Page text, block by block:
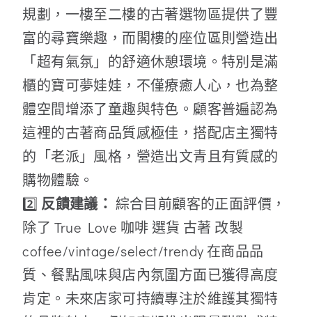
規劃，一樓至二樓的古著選物區提供了豐
富的尋寶樂趣，而閣樓的座位區則營造出
「超有氣氛」的舒適休憩環境。特別是滿
櫃的寶可夢娃娃，不僅療癒人心，也為整
體空間增添了童趣與特色。顧客普遍認為
這裡的古著商品質感極佳，搭配店主獨特
的「老派」風格，營造出文青且有質感的
購物體驗。
2️⃣ 反饋建議： 綜合目前顧客的正面評價，
除了 True Love 咖啡 選貨 古著 改製
coffee/vintage/select/trendy 在商品品
質、餐點風味與店內氛圍方面已獲得高度
肯定。未來店家可持續專注於維護其獨特